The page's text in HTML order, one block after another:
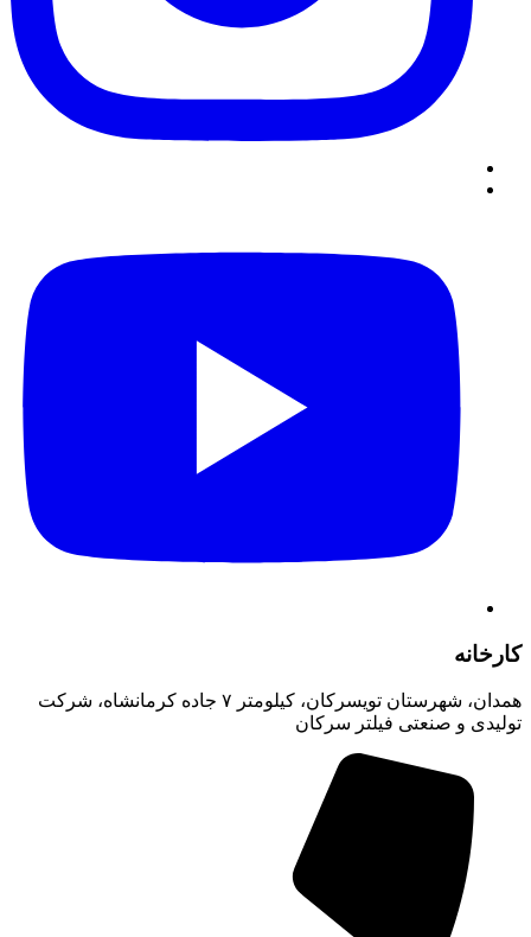
کارخانه
همدان، شهرستان تویسرکان، کیلومتر ۷ جاده کرمانشاه، شرکت
تولیدی و صنعتی فیلتر سرکان